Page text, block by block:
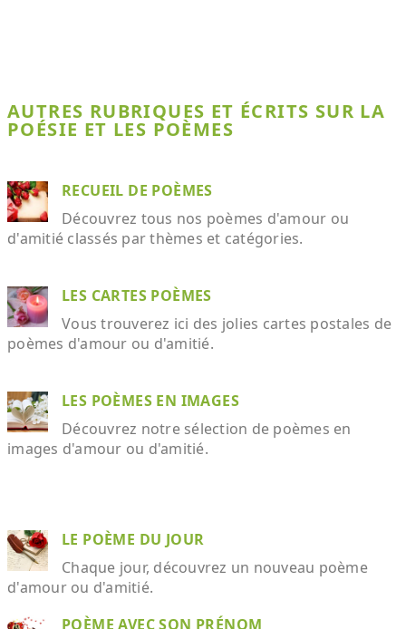
AUTRES RUBRIQUES ET ÉCRITS SUR LA
POÉSIE ET LES POÈMES
RECUEIL DE POÈMES
Découvrez tous nos poèmes d'amour ou
d'amitié classés par thèmes et catégories.
LES CARTES POÈMES
Vous trouverez ici des jolies cartes postales de
poèmes d'amour ou d'amitié.
LES POÈMES EN IMAGES
Découvrez notre sélection de poèmes en
images d'amour ou d'amitié.
LE POÈME DU JOUR
Chaque jour, découvrez un nouveau poème
d'amour ou d'amitié.
POÈME AVEC SON PRÉNOM